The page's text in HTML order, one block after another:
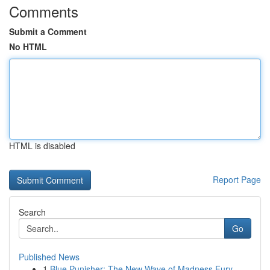
Comments
Submit a Comment
No HTML
HTML is disabled
Report Page
Search
Go
Published News